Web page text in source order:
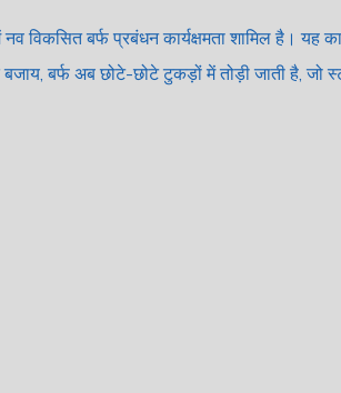
बर्फ प्रबंधन कार्यक्षमता शामिल है। यह
बर्फ अब छोटे-छोटे टुकड़ों में तोड़ी जाती है,